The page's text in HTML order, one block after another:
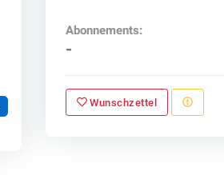
Abonnements:
-
Wunschzettel